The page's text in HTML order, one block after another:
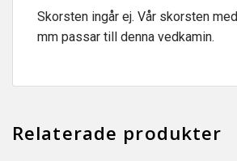
Skorsten ingår ej. Vår skorsten
mm passar till denna vedkamin.
Relaterade produkter